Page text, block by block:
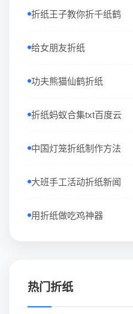
折纸王子教你折千纸鹤
给女朋友折纸
功夫熊猫仙鹤折纸
折纸蚂蚁合集txt百度云
中国灯笼折纸制作方法
大班手工活动折纸新闻
用折纸做吃鸡神器
热门折纸